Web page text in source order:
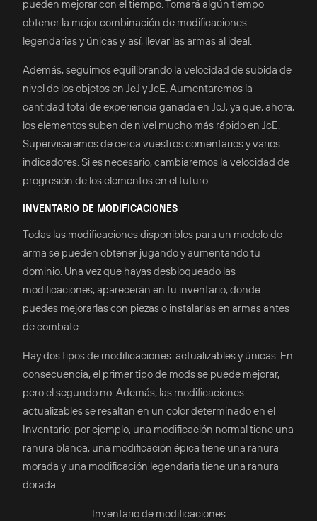
pueden mejorar con el tiempo. Tomará algún tiempo
obtener la mejor combinación de modificaciones
legendarias y únicas y, así, llevar las armas al ideal.
Además, seguimos equilibrando la velocidad de subida de
nivel de los objetos en JcJ y JcE. Aumentaremos la
cantidad total de experiencia ganada en JcJ, ya que, ahora,
los elementos suben de nivel mucho más rápido en JcE.
Supervisaremos de cerca vuestros comentarios y varios
indicadores. Si es necesario, cambiaremos la velocidad de
progresión de los elementos en el futuro.
INVENTARIO DE MODIFICACIONES
Todas las modificaciones disponibles para un modelo de
arma se pueden obtener jugando y aumentando tu
dominio. Una vez que hayas desbloqueado las
modificaciones, aparecerán en tu inventario, donde
puedes mejorarlas con piezas o instalarlas en armas antes
de combate.
Hay dos tipos de modificaciones: actualizables y únicas. En
consecuencia, el primer tipo de mods se puede mejorar,
pero el segundo no. Además, las modificaciones
actualizables se resaltan en un color determinado en el
Inventario: por ejemplo, una modificación normal tiene una
ranura blanca, una modificación épica tiene una ranura
morada y una modificación legendaria tiene una ranura
dorada.
Inventario de modificaciones